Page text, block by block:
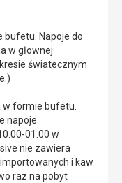
bufetu. Napoje do
w głownej
światecznym
w formie bufetu.
napoje
01.00 w
nie zawiera
i kaw
raz na pobyt